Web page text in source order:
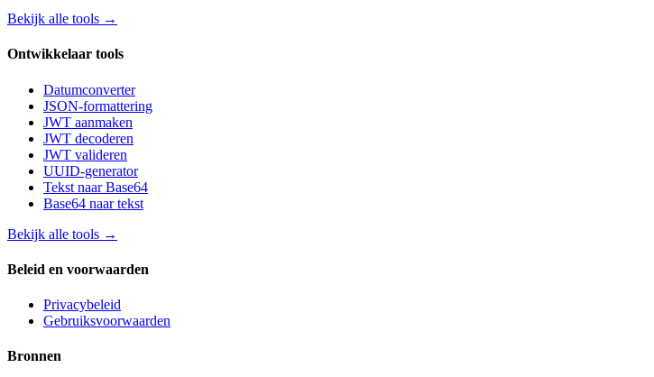
Bekijk alle tools →
Ontwikkelaar tools
Datumconverter
JSON-formattering
JWT aanmaken
JWT decoderen
JWT valideren
UUID-generator
Tekst naar Base64
Base64 naar tekst
Bekijk alle tools →
Beleid en voorwaarden
Privacybeleid
Gebruiksvoorwaarden
Bronnen